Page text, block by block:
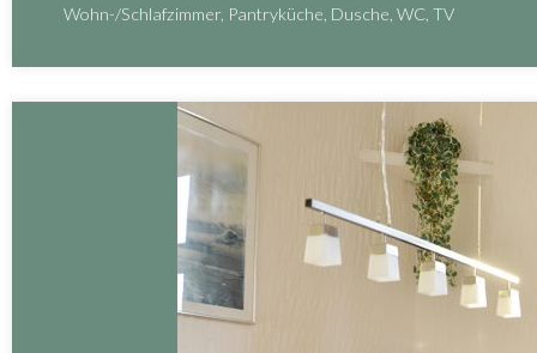
Wohn-/Schlafzimmer, Pantryküche, Dusche, WC, TV